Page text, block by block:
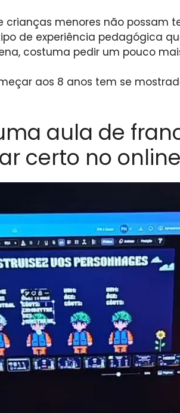
crianças menores não possam
de experiência pedagógica
costuma pedir um pouco
aos 8 anos tem se
aula de
certo no